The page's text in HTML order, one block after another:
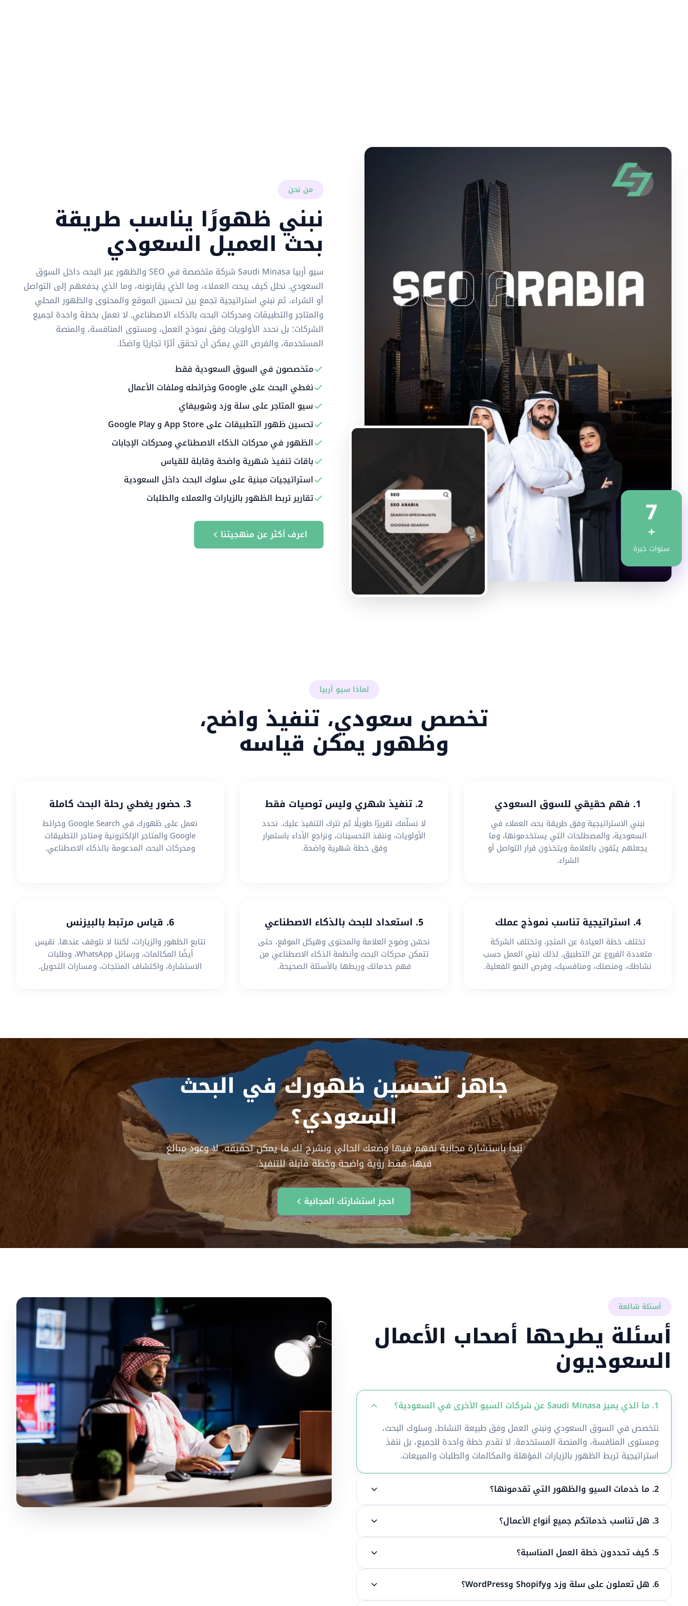
7
+
سنوات خبرة
من نحن
نبني ظهورًا يناسب طريقة
بحث العميل السعودي
سيو أربيا Saudi Minasa شركة متخصصة في SEO والظهور عبر البحث داخل السوق
السعودي. نحلل كيف يبحث العملاء، وما الذي يقارنونه، وما الذي يدفعهم إلى التواصل
أو الشراء، ثم نبني استراتيجية تجمع بين تحسين الموقع والمحتوى والظهور المحلي
والمتاجر والتطبيقات ومحركات البحث بالذكاء الاصطناعي. لا نعمل بخطة واحدة لجميع
الشركات؛ بل نحدد الأولويات وفق نموذج العمل، ومستوى المنافسة، والمنصة
المستخدمة، والفرص التي يمكن أن تحقق أثرًا تجاريًا واضحًا.
متخصصون في السوق السعودية فقط
نغطي البحث على Google وخرائطه وملفات الأعمال
سيو المتاجر على سلة وزد وشوبيفاي
تحسين ظهور التطبيقات على App Store و Google Play
الظهور في محركات الذكاء الاصطناعي ومحركات الإجابات
باقات تنفيذ شهرية واضحة وقابلة للقياس
استراتيجيات مبنية على سلوك البحث داخل السعودية
تقارير تربط الظهور بالزيارات والعملاء والطلبات
اعرف أكثر عن منهجيتنا
لماذا سيو أربيا
تخصص سعودي، تنفيذ واضح،
وظهور يمكن قياسه
1. فهم حقيقي للسوق السعودي
نبني الاستراتيجية وفق طريقة بحث العملاء في
السعودية، والمصطلحات التي يستخدمونها، وما
يجعلهم يثقون بالعلامة ويتخذون قرار التواصل أو
الشراء.
2. تنفيذ شهري وليس توصيات فقط
لا نسلّمك تقريرًا طويلًا ثم نترك التنفيذ عليك. نحدد
الأولويات، وننفذ التحسينات، ونراجع الأداء باستمرار
وفق خطة شهرية واضحة.
3. حضور يغطي رحلة البحث كاملة
نعمل على ظهورك في Google Search وخرائط
Google والمتاجر الإلكترونية ومتاجر التطبيقات
ومحركات البحث المدعومة بالذكاء الاصطناعي.
4. استراتيجية تناسب نموذج عملك
تختلف خطة العيادة عن المتجر، وتختلف الشركة
متعددة الفروع عن التطبيق. لذلك نبني العمل حسب
نشاطك، ومنصتك، ومنافسيك، وفرص النمو الفعلية.
5. استعداد للبحث بالذكاء الاصطناعي
نحسّن وضوح العلامة والمحتوى وهيكل الموقع، حتى
تتمكن محركات البحث وأنظمة الذكاء الاصطناعي من
فهم خدماتك وربطها بالأسئلة الصحيحة.
6. قياس مرتبط بالبيزنس
نتابع الظهور والزيارات، لكننا لا نتوقف عندها. نقيس
أيضًا المكالمات، ورسائل WhatsApp، وطلبات
الاستشارة، واكتشاف المنتجات، ومسارات التحويل.
جاهز لتحسين ظهورك في البحث
السعودي؟
نبدأ باستشارة مجانية نفهم فيها وضعك الحالي ونشرح لك ما يمكن تحقيقه. لا وعود مبالغ
فيها، فقط رؤية واضحة وخطة قابلة للتنفيذ.
احجز استشارتك المجانية
أسئلة شائعة
أسئلة يطرحها أصحاب الأعمال
السعوديون
1. ما الذي يميز Saudi Minasa عن شركات السيو الأخرى في السعودية؟
نتخصص في السوق السعودي ونبني العمل وفق طبيعة النشاط، وسلوك البحث،
ومستوى المنافسة، والمنصة المستخدمة. لا نقدم خطة واحدة للجميع، بل ننفذ
استراتيجية تربط الظهور بالزيارات المؤهلة والمكالمات والطلبات والمبيعات.
2. ما خدمات السيو والظهور التي تقدمونها؟
3. هل تناسب خدماتكم جميع أنواع الأعمال؟
5. كيف تحددون خطة العمل المناسبة؟
6. هل تعملون على سلة وزد وShopify وWordPress؟